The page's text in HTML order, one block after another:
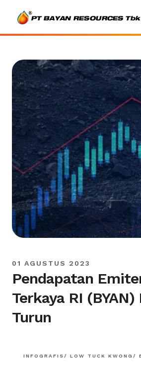
01 AGUSTUS 2023
Pendapatan
Terkaya RI
Turun
INFOGRAFIS/ LOW TUCK KWONG/